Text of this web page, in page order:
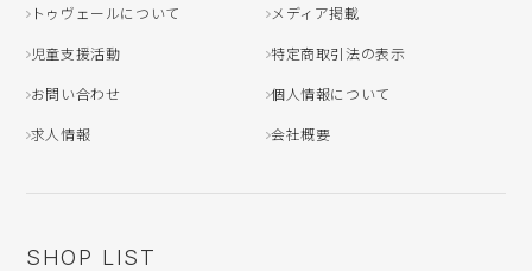
トゥヴェールについて メディア掲載
児童支援活動 特定商取引法の表示
お問い合わせ 個人情報について
求人情報 会社概要
SHOP LIST